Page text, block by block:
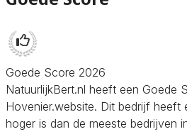
Goede Score 2026
NatuurlijkBert.nl heeft een Goede
Hovenier.website. Dit bedrijf heeft
hoger is dan de meeste bedrijven